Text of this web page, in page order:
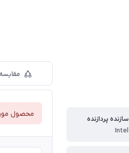
سازنده پردازنده
Intel
مقایسه
محصول